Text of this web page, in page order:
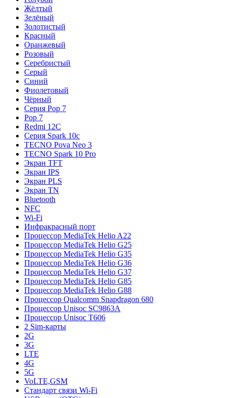
Жёлтый
Зелёный
Золотистый
Красный
Оранжевый
Розовый
Серебристый
Серый
Синий
Фиолетовый
Чёрный
Серия Pop 7
Pop 7
Redmi 12C
Серия Spark 10c
TECNO Pova Neo 3
TECNO Spark 10 Pro
Экран TFT
Экран IPS
Экран PLS
Экран TN
Bluetooth
NFC
Wi-Fi
Инфракрасный порт
Процессор MediaTek Helio A22
Процессор MediaTek Helio G25
Процессор MediaTek Helio G35
Процессор MediaTek Helio G36
Процессор MediaTek Helio G37
Процессор MediaTek Helio G85
Процессор MediaTek Helio G88
Процессор Qualcomm Snapdragon 680
Процессор Unisoc SC9863A
Процессор Unisoc T606
2 Sim-карты
2G
3G
LTE
4G
5G
VoLTE,GSM
Стандарт связи Wi-Fi